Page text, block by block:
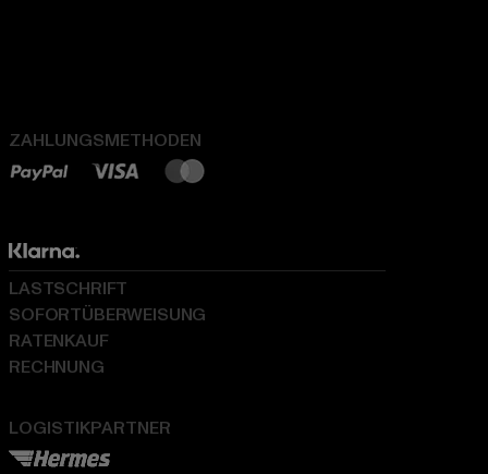
ZAHLUNGSMETHODEN
LOGISTIKPARTNER
LASTSCHRIFT
SOFORTÜBERWEISUNG
RATENKAUF
RECHNUNG